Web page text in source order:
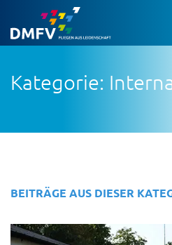
Kategorie:
BEITRÄGE AUS DIESER